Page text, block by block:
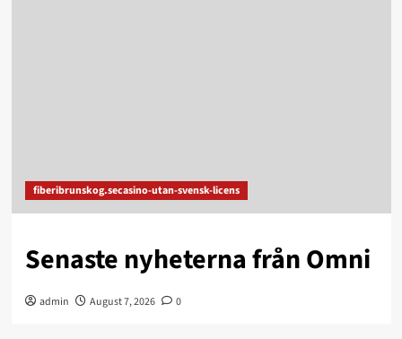
fiberibrunskog.secasino-utan-svensk-licens
Senaste nyheterna från Omni
admin August 7, 2026 0